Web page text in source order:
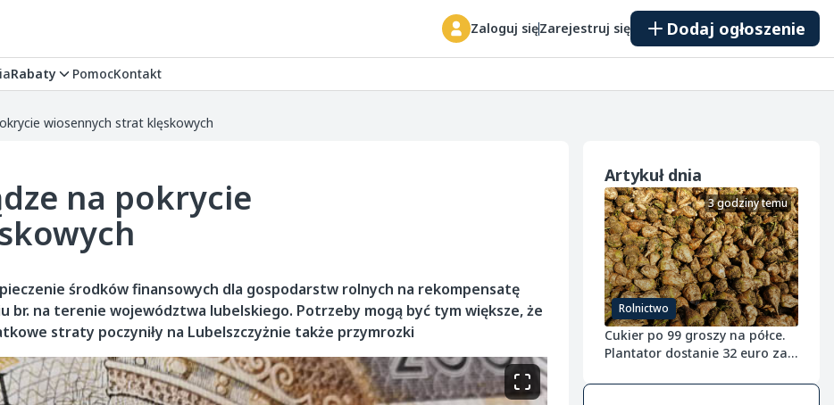
Zaloguj sięZarejestruj się Dodaj ogłoszenie
Rabaty PomocKontakt
wiosennych strat klęskowych
na pokrycie
środków finansowych dla gospodarstw rolnych na rekompensatę
br. na terenie województwa lubelskiego. Potrzeby mogą być tym większe, że
straty poczyniły na Lubelszczyżnie także przymrozki
Artykuł dnia
Rolnictwo
3 godziny temu
Cukier po 99 groszy na półce.
Plantator dostanie 32 euro za